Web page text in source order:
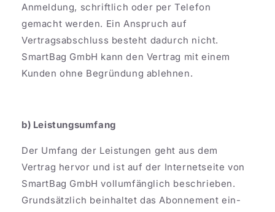
Anmeldung, schriftlich oder per Telefon
gemacht werden. Ein Anspruch auf
Vertragsabschluss besteht dadurch nicht.
SmartBag GmbH kann den Vertrag mit einem
Kunden ohne Begründung ablehnen.
b) Leistungsumfang
Der Umfang der Leistungen geht aus dem
Vertrag hervor und ist auf der Internetseite von
SmartBag GmbH vollumfänglich beschrieben.
Grundsätzlich beinhaltet das Abonnement ein-